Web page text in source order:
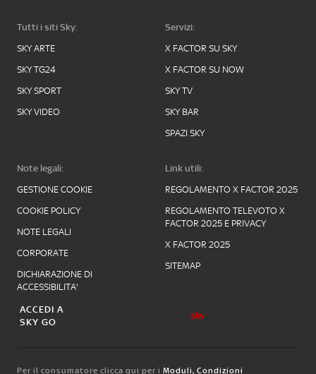
Tutti i siti Sky:
SKY ARTE
SKY TG24
SKY SPORT
SKY VIDEO
Servizi:
X FACTOR SU SKY
X FACTOR SU NOW
SKY TV
SKY BAR
SPAZI SKY
Note legali:
GESTIONE COOKIE
COOKIE POLICY
NOTE LEGALI
CORPORATE
DICHIARAZIONE DI
ACCESSIBILITA'
Link utili:
REGOLAMENTO X FACTOR 2025
REGOLAMENTO TELEVOTO X
FACTOR 2025 E PRIVACY
X FACTOR 2025
SITEMAP
ACCEDI A
SKY GO
Per il consumatore clicca qui per i Moduli, Condizioni